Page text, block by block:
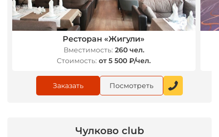
Ресторан «Жигули»
Вместимость: 260 чел.
Стоимость: от 5 500 ₽/чел.
Заказать Посмотреть
Чулково club
*
*